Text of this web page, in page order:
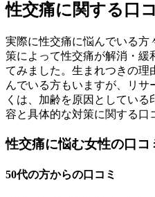
性交痛に関する口
実際に性交痛に悩んでいる方
策によって性交痛が解消・緩
てみました。生まれつきの理
んでいる方もいますが、リ
くは、加齢を原因としてい
容と具体的な対策に関する口
性交痛に悩む女性の口コ
50代の方からの口コミ